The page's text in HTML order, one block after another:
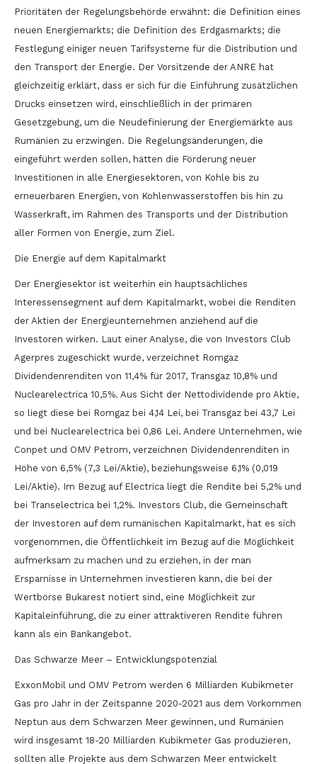
Prioritäten der Regelungsbehörde erwähnt: die Definition eines
neuen Energiemarkts; die Definition des Erdgasmarkts; die
Festlegung einiger neuen Tarifsysteme für die Distribution und
den Transport der Energie. Der Vorsitzende der ANRE hat
gleichzeitig erklärt, dass er sich für die Einführung zusätzlichen
Drucks einsetzen wird, einschließlich in der primären
Gesetzgebung, um die Neudefinierung der Energiemärkte aus
Rumänien zu erzwingen. Die Regelungsänderungen, die
eingeführt werden sollen, hätten die Förderung neuer
Investitionen in alle Energiesektoren, von Kohle bis zu
erneuerbaren Energien, von Kohlenwasserstoffen bis hin zu
Wasserkraft, im Rahmen des Transports und der Distribution
aller Formen von Energie, zum Ziel.
Die Energie auf dem Kapitalmarkt
Der Energiesektor ist weiterhin ein hauptsächliches
Interessensegment auf dem Kapitalmarkt, wobei die Renditen
der Aktien der Energieunternehmen anziehend auf die
Investoren wirken. Laut einer Analyse, die von Investors Club
Agerpres zugeschickt wurde, verzeichnet Romgaz
Dividendenrenditen von 11,4% für 2017, Transgaz 10,8% und
Nuclearelectrica 10,5%. Aus Sicht der Nettodividende pro Aktie,
so liegt diese bei Romgaz bei 4,14 Lei, bei Transgaz bei 43,7 Lei
und bei Nuclearelectrica bei 0,86 Lei. Andere Unternehmen, wie
Conpet und OMV Petrom, verzeichnen Dividendenrenditen in
Höhe von 6,5% (7,3 Lei/Aktie), beziehungsweise 6,1% (0,019
Lei/Aktie). Im Bezug auf Electrica liegt die Rendite bei 5,2% und
bei Transelectrica bei 1,2%. Investors Club, die Gemeinschaft
der Investoren auf dem rumänischen Kapitalmarkt, hat es sich
vorgenommen, die Öffentlichkeit im Bezug auf die Möglichkeit
aufmerksam zu machen und zu erziehen, in der man
Ersparnisse in Unternehmen investieren kann, die bei der
Wertbörse Bukarest notiert sind, eine Möglichkeit zur
Kapitaleinführung, die zu einer attraktiveren Rendite führen
kann als ein Bankangebot.
Das Schwarze Meer – Entwicklungspotenzial
ExxonMobil und OMV Petrom werden 6 Milliarden Kubikmeter
Gas pro Jahr in der Zeitspanne 2020-2021 aus dem Vorkommen
Neptun aus dem Schwarzen Meer gewinnen, und Rumänien
wird insgesamt 18-20 Milliarden Kubikmeter Gas produzieren,
sollten alle Projekte aus dem Schwarzen Meer entwickelt